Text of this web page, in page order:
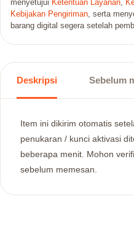
menyetujui Ketentuan Layanan,
Kebijakan Pengiriman, serta
barang digital segera setelah
Deskripsi Sebelum
Item ini dikirim otomatis
penukaran / kunci aktivasi
beberapa menit. Mohon
sebelum memesan.